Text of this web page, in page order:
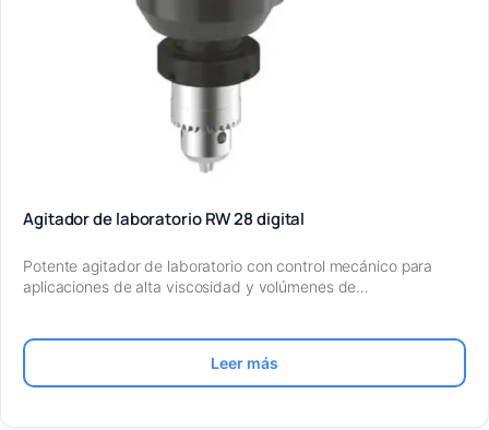
Agitador de laboratorio RW 28 digital
Potente agitador de laboratorio con control mecánico para
aplicaciones de alta viscosidad y volúmenes de…
Leer más